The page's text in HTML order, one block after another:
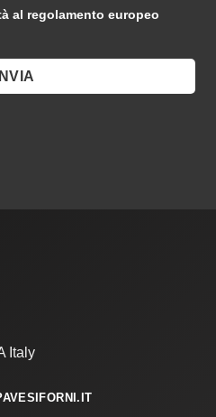
al regolamento europeo
Italy